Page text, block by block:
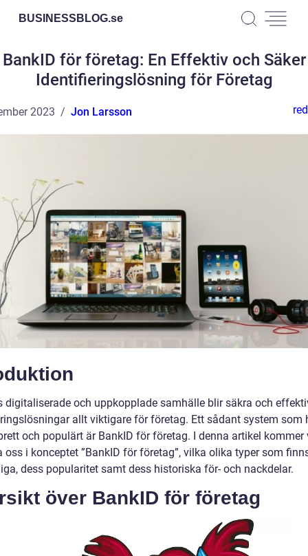
BUSINESSBLOG.se
BankID för företag: En Effektiv och Säker
Identifieringslösning för Företag
2023 Jon Larsson
digitaliserade och uppkopplade samhälle blir säkra och
allt viktigare för företag. Ett sådant system som
och populärt är BankID för företag. I denna artikel kommer
oss i konceptet ”BankID för företag”, vilka olika typer som
dess popularitet samt dess historiska för- och nackdelar.
över BankID för företag